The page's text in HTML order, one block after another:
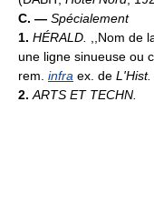
C. — Spécialement
1. HÉRALD. ,,Nom de
une ligne sinueuse ou
rem. infra ex. de L'Hist.
2.ARTS ET TECHN.